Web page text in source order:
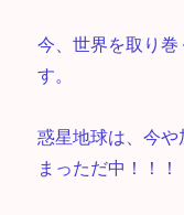
今、世界を取り巻
す。
惑星地球は、今
まっただ中！！！